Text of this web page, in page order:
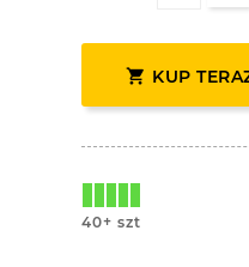
 KUP
40+ szt